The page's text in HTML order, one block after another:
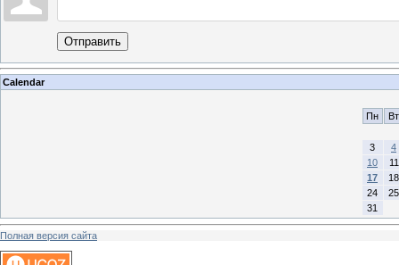
Отправить
Calendar
Пн Вт
3
4
10
11
17
18
24
25
31
Полная версия сайта